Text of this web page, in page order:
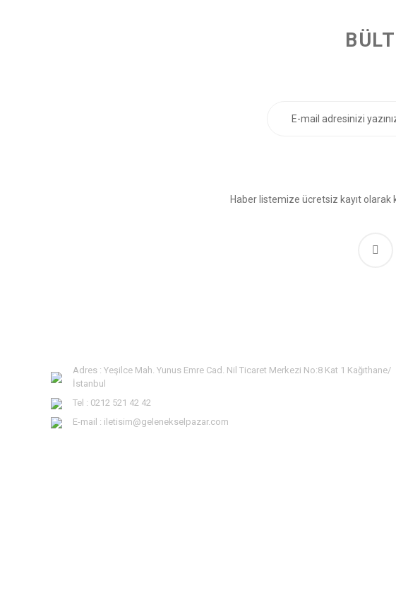
Haber listemize ücretsiz kayıt
Adres : Yeşilce Mah. Yunus Emre Cad. Nil Ticaret Merkezi No:8 Kat 1 Kağıthane/
İstanbul
Tel : 0212 521 42 42
E-mail : iletisim@gelenekselpazar.com